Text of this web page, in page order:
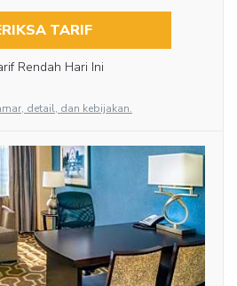
TARIF
Rendah Hari Ini
detail, dan kebijakan.